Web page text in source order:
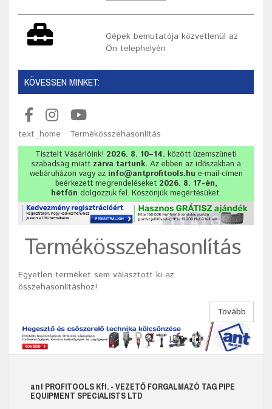
Gépek bemutatója közvetlenül az
Ön telephelyén
KÖVESSEN MINKET:
text_home Termékösszehasonlítás
Tisztelt Vásárlóink! 2026. 8. 10–14. között üzemszüneti
szabadság miatt zárva tartunk. Az ebben az időszakban a
webáruházon vagy az info@antprofitools.hu e-mail-címen
beérkezett megrendeléseket 2026. 8. 17-én,
hétfőn dolgozzuk fel. Köszönjük megértésüket.
Termékösszehasonlítás
Egyetlen terméket sem választott ki az
összehasonlításhoz!
Tovább
ant PROFITOOLS Kft. - VEZETŐ FORGALMAZÓ TAG PIPE
EQUIPMENT SPECIALISTS LTD